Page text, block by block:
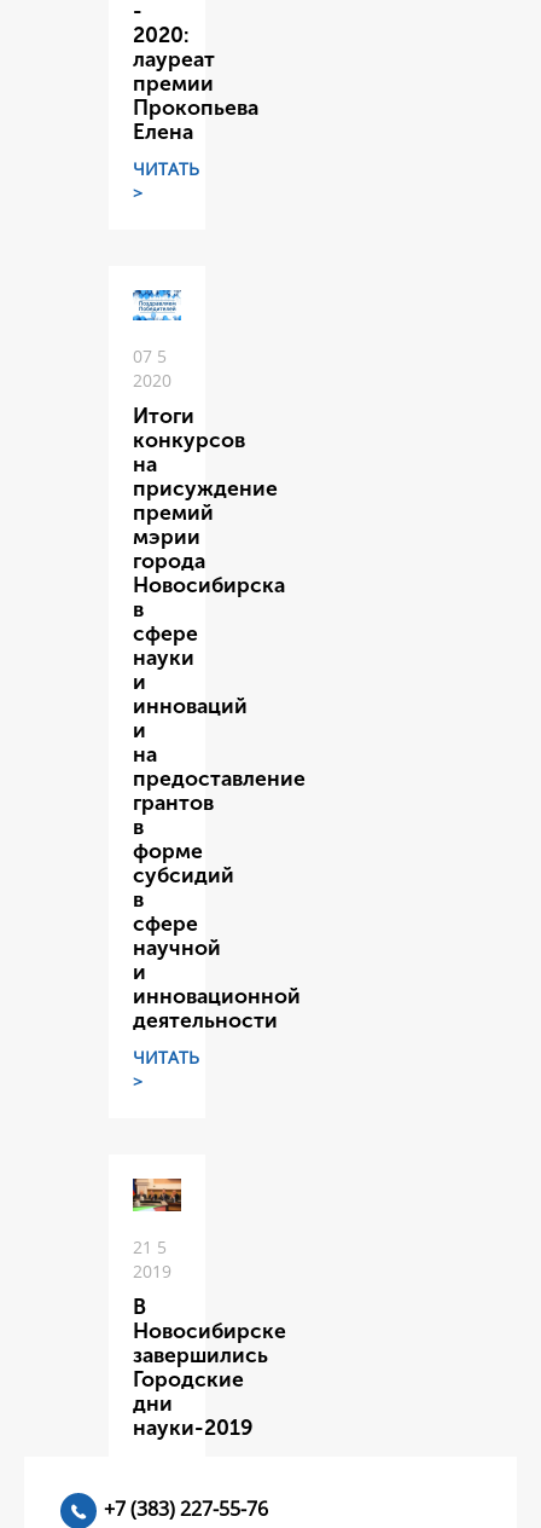
-
2020:
лауреат
премии
Прокопьева
Елена
ЧИТАТЬ
>
07 5
2020
Итоги
конкурсов
на
присуждение
премий
мэрии
города
Новосибирска
в
сфере
науки
и
инноваций
и
на
предоставление
грантов
в
форме
субсидий
в
сфере
научной
и
инновационной
деятельности
ЧИТАТЬ
>
21 5
2019
В
Новосибирске
завершились
Городские
дни
науки-2019
+7 (383) 227-55-76